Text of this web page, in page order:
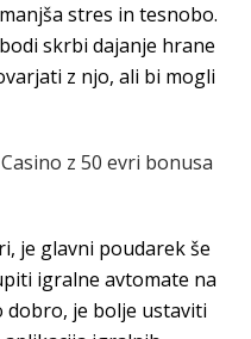
stres in tesnobo.
skrbi dajanje hrane
z njo, ali bi mogli
z 50 evri bonusa
je glavni poudarek še
igralne avtomate na
je bolje ustaviti